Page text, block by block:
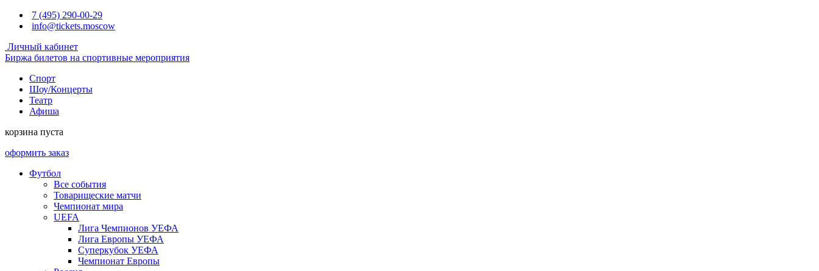
7 (495) 290-00-29
info@tickets.moscow
Личный кабинет
Биржа билетов на спортивные мероприятия
Спорт
Шоу/Концерты
Театр
Афиша
корзина пуста
оформить заказ
Футбол
Все события
Товарищеские матчи
Чемпионат мира
UEFA
Лига Чемпионов УЕФА
Лига Европы УЕФА
Суперкубок УЕФА
Чемпионат Европы